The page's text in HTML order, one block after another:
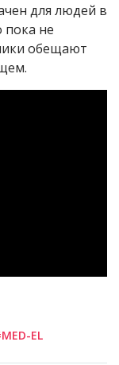
для людей в
пока не
обещают
EL